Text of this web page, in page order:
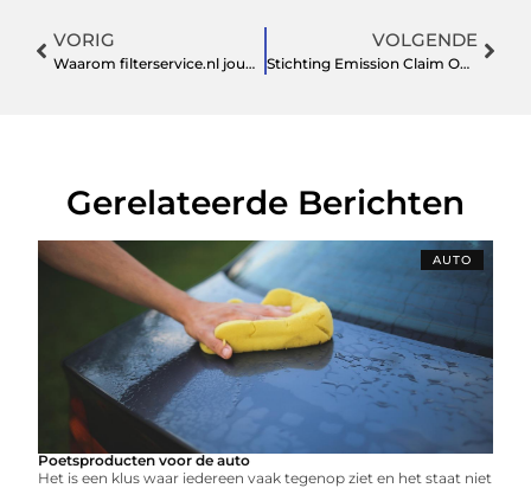
VORIG
Waarom filterservice.nl jouw beste keuze is
VOLGENDE
Stichting Emission Claim Ondersteunt Bezitters van Sjoemeldiesels
Gerelateerde Berichten
AUTO
Poetsproducten voor de auto
Het is een klus waar iedereen vaak tegenop ziet en het staat niet